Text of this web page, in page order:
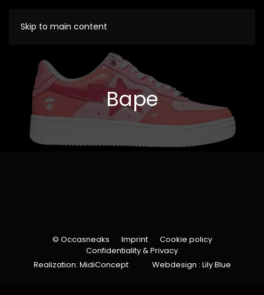
Skip to main content
Bape
© Occasneaks Imprint
Cookie policy
Confidentiality & Privacy
Realization: MidiConcept
Webdesign : Lily Blue